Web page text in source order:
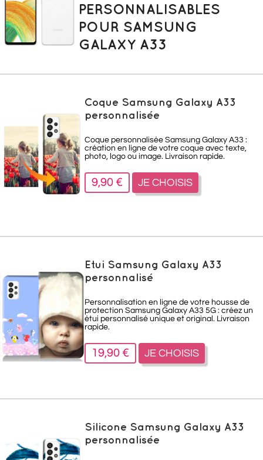
PERSONNALISABLES
POUR SAMSUNG
GALAXY A33
Coque Samsung Galaxy A33
personnalisée
Coque personnalisée Samsung Galaxy A33 :
création en ligne de votre coque avec texte,
photo, logo ou image. Livraison rapide.
9,90 € JE CHOISIS
Etui Samsung Galaxy A33
personnalisé
Personnalisation en ligne de votre housse de
protection Samsung Galaxy A33 5G : créez un
étui personnalisé unique et original. Livraison
rapide.
19,90 € JE CHOISIS
Silicone Samsung Galaxy A33
personnalisée